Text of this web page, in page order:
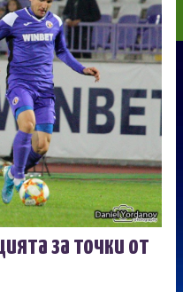
за точки от